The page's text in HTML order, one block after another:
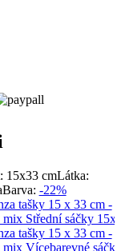
15x33 cmLátka:
Barva: -22%